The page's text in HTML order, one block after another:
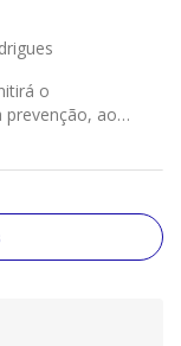
o
ao
baseado